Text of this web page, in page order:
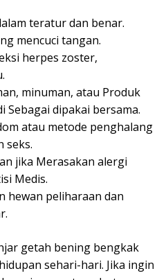
teratur dan benar.
mencuci tangan.
herpes zoster,
minuman, atau Produk
Sebagai dipakai bersama.
atau metode penghalang
seks.
jika Merasakan alergi
Medis.
hewan peliharaan dan
getah bening bengkak
sehari-hari. Jika ingin